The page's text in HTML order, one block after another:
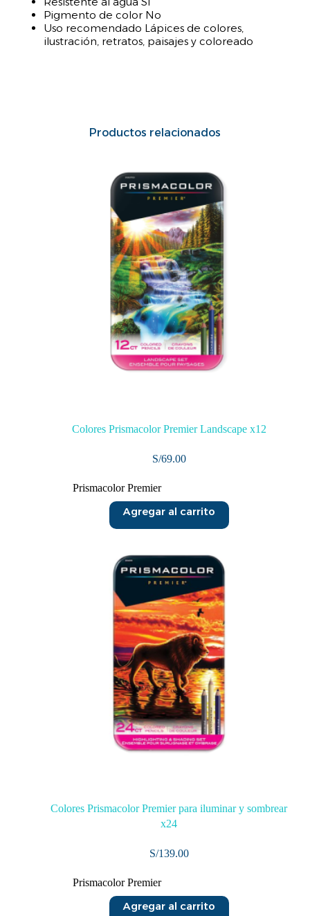
Pigmento de color No
Uso recomendado Lápices de colores,
ilustración, retratos, paisajes y coloreado
Productos relacionados
Colores Prismacolor Premier Landscape x12
S/69.00
Prismacolor Premier
Agregar al carrito
Colores Prismacolor Premier para iluminar y sombrear
x24
S/139.00
Prismacolor Premier
Agregar al carrito